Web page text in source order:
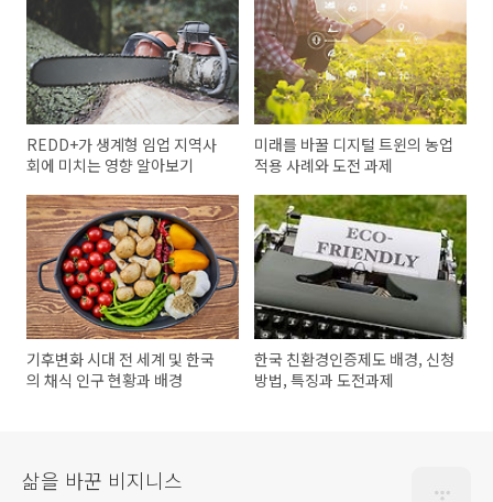
REDD+가 생계형 임업 지역사
회에 미치는 영향 알아보기
미래를 바꿀 디지털 트윈의 농업
적용 사례와 도전 과제
기후변화 시대 전 세계 및 한국
의 채식 인구 현황과 배경
한국 친환경인증제도 배경, 신청
방법, 특징과 도전과제
삶을 바꾼 비지니스